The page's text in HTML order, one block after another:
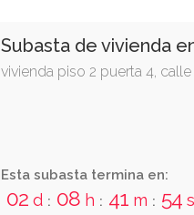
Subasta de vivienda
vivienda piso 2 puerta 4,
Esta subasta termina en:
02 d : 08 h : 41 m : 53 s